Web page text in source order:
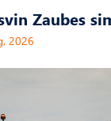
Zaubes
2026